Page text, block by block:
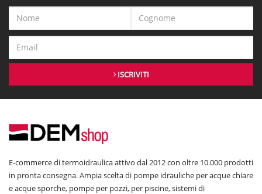
ISCRIVITI
E-commerce di termoidraulica attivo dal 2012 con oltre 10.000 prodotti
in pronta consegna. Ampia scelta di pompe idrauliche per acque chiare
e acque sporche, pompe per pozzi, per piscine, sistemi di